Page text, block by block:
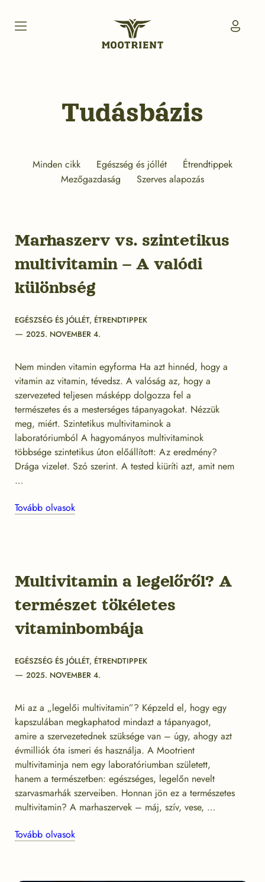
content
Tudásbázis
Minden cikk Egészség és jóllét
Étrendtippek
Mezőgazdaság
Szerves alapozás
Marhaszerv vs. szintetikus
multivitamin – A valódi
különbség
Categories
EGÉSZSÉG ÉS JÓLLÉT, ÉTRENDTIPPEK
Post
2025. NOVEMBER 4.
Nem minden vitamin egyforma Ha azt hinnéd, hogy a
vitamin az vitamin, tévedsz. A valóság az, hogy a
szervezeted teljesen másképp dolgozza fel a
természetes és a mesterséges tápanyagokat. Nézzük
meg, miért. Szintetikus multivitaminok a
laboratóriumból A hagyományos multivitaminok
többsége szintetikus úton előállított: Az eredmény?
Drága vizelet. Szó szerint. A tested kiüríti azt, amit nem
…
Tovább olvasok
Multivitamin a legelőről? A
természet tökéletes
vitaminbombája
Categories
EGÉSZSÉG ÉS JÓLLÉT, ÉTRENDTIPPEK
Post
2025. NOVEMBER 4.
Mi az a „legelői multivitamin”? Képzeld el, hogy egy
kapszulában megkaphatod mindazt a tápanyagot,
amire a szervezetednek szüksége van – úgy, ahogy azt
évmilliók óta ismeri és használja. A Mootrient
multivitaminja nem egy laboratóriumban született,
hanem a természetben: egészséges, legelőn nevelt
szarvasmarhák szerveiben. Honnan jön ez a természetes
multivitamin? A marhaszervek – máj, szív, vese, …
Tovább olvasok